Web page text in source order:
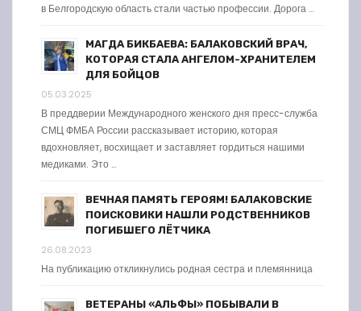
в Белгородскую область стали частью профессии. Дорога …
МАГДА БИКБАЕВА: БАЛАКОВСКИЙ ВРАЧ,
КОТОРАЯ СТАЛА АНГЕЛОМ-ХРАНИТЕЛЕМ
ДЛЯ БОЙЦОВ
05.03.2025
В преддверии Международного женского дня пресс-служба
СМЦ ФМБА России рассказывает историю, которая
вдохновляет, восхищает и заставляет гордиться нашими
медиками. Это …
ВЕЧНАЯ ПАМЯТЬ ГЕРОЯМ! БАЛАКОВСКИЕ
ПОИСКОВИКИ НАШЛИ РОДСТВЕННИКОВ
ПОГИБШЕГО ЛЁТЧИКА
26.08.2023
На публикацию откликнулись родная сестра и племянница
ВЕТЕРАНЫ «АЛЬФЫ» ПОБЫВАЛИ В